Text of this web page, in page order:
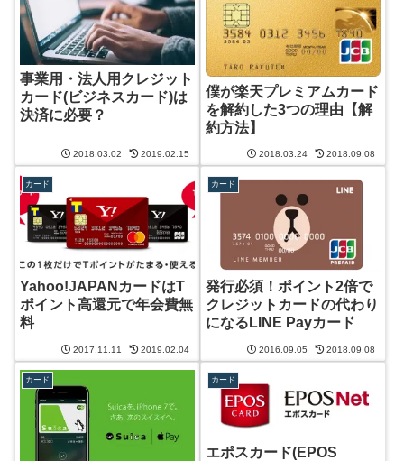
事業用・法人用クレジット
カード(ビジネスカード)は
決済に必要？
2018.03.02 2019.02.15
僕が楽天プレミアムカード
を解約した3つの理由【解
約方法】
2018.03.24 2018.09.08
カード
Yahoo!JAPANカードはT
ポイント高還元で年会費無
料
2017.11.11 2019.02.04
カード
発行必須！ポイント2倍で
クレジットカードの代わり
になるLINE Payカード
2016.09.05 2018.09.08
カード カード
エポスカード(EPOS